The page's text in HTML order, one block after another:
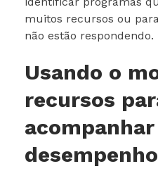
muitos recursos ou
não estão respondendo.
Usando o
recursos